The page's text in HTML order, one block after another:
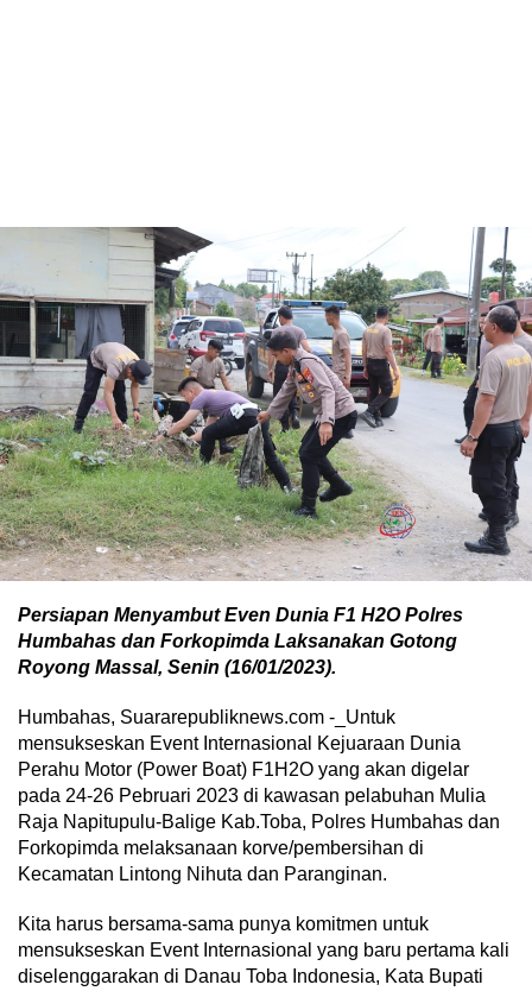
Persiapan Menyambut Even Dunia F1 H2O Polres
Humbahas dan Forkopimda Laksanakan Gotong
Royong Massal, Senin (16/01/2023).
Humbahas, Suararepubliknews.com -_Untuk
mensukseskan Event Internasional Kejuaraan Dunia
Perahu Motor (Power Boat) F1H2O yang akan digelar
pada 24-26 Pebruari 2023 di kawasan pelabuhan Mulia
Raja Napitupulu-Balige Kab.Toba, Polres Humbahas dan
Forkopimda melaksanaan korve/pembersihan di
Kecamatan Lintong Nihuta dan Paranginan.
Kita harus bersama-sama punya komitmen untuk
mensukseskan Event Internasional yang baru pertama kali
diselenggarakan di Danau Toba Indonesia, Kata Bupati